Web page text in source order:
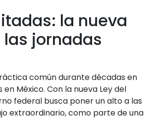
la nueva
jornadas
común durante décadas en
México. Con la nueva Ley del
federal busca poner un alto a las
extraordinario, como parte de una